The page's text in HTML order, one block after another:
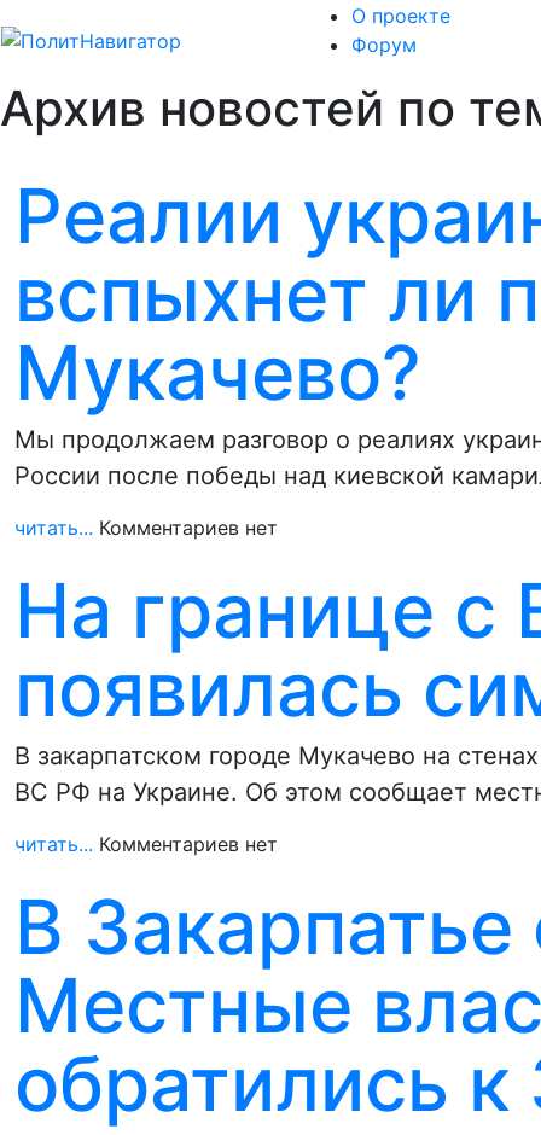
О проекте
Форум
Архив новостей по
Реалии
вспыхнет ли
Мукачево?
Мы продолжаем разговор о реалиях
России после победы над киевской
читать... Комментариев нет
На границе с
появилась
В закарпатском городе Мукачево на
ВС РФ на Украине. Об этом сообщает
читать... Комментариев нет
В
Местные
обратились